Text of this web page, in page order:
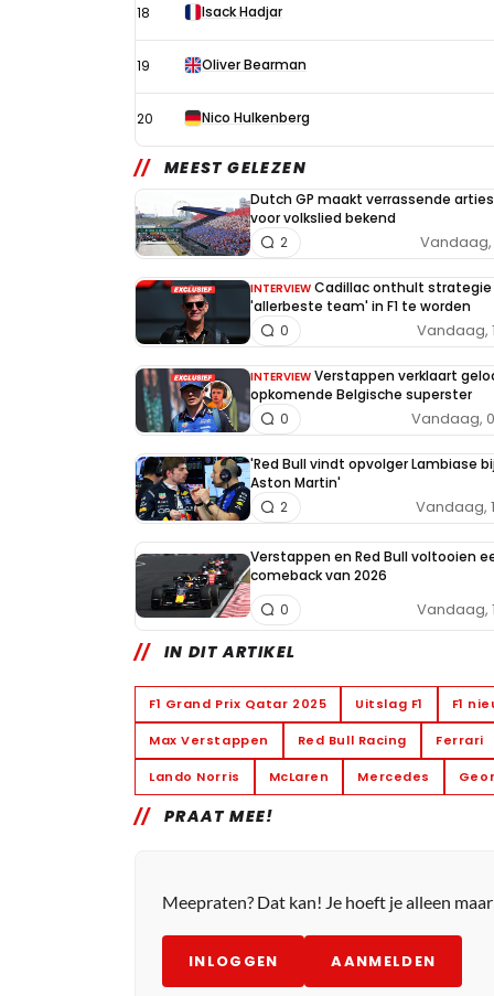
18 Isack Hadjar
19 Oliver Bearman
20 Nico Hulkenberg
MEEST GELEZEN
Dutch GP maakt verrassende
voor volkslied bekend
Vandaag,
2
INTERVIEW Cadillac onthult strategie
'allerbeste team' in F1 te worden
Vandaag,
0
INTERVIEW Verstappen verklaart
opkomende Belgische superster
Vandaag,
0
'Red Bull vindt opvolger Lambiase
Aston Martin'
Vandaag,
2
Verstappen en Red Bull voltooien
comeback van 2026
Vandaag,
0
IN DIT ARTIKEL
F1 Grand Prix Qatar 2025 Uitslag F1 F1
Max Verstappen Red Bull Racing Ferrari
Lando Norris McLaren Mercedes
PRAAT MEE!
Meepraten? Dat kan! Je hoeft je alleen
INLOGGEN AANMELDEN